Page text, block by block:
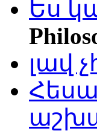
Ես
լավ